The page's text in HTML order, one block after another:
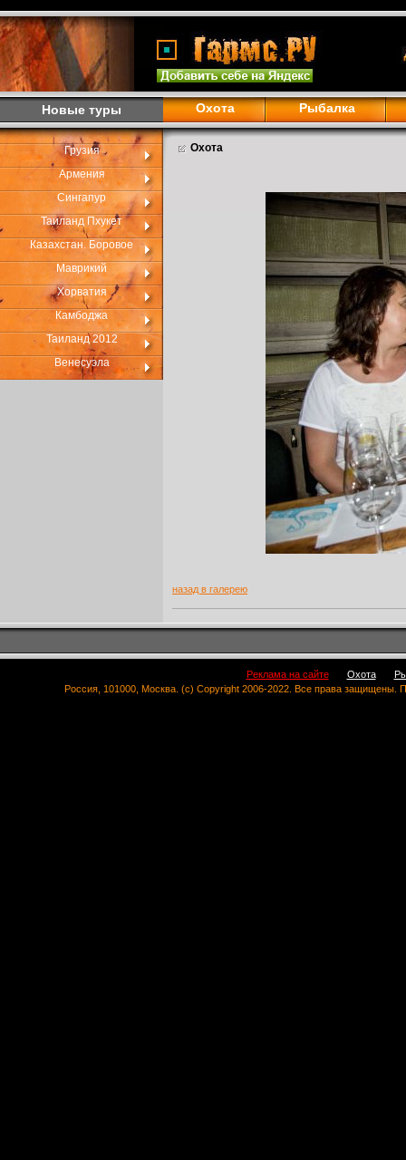
Новые туры Охота Рыбалка
Грузия
Армения
Сингапур
Таиланд Пхукет
Казахстан. Боровое
Маврикий
Хорватия
Камбоджа
Таиланд 2012
Венесуэла
Охота
назад в галерею
Реклама на сайте Охота
Россия, 101000, Москва. (c) Copyright 2006-2022. Все права защищены.